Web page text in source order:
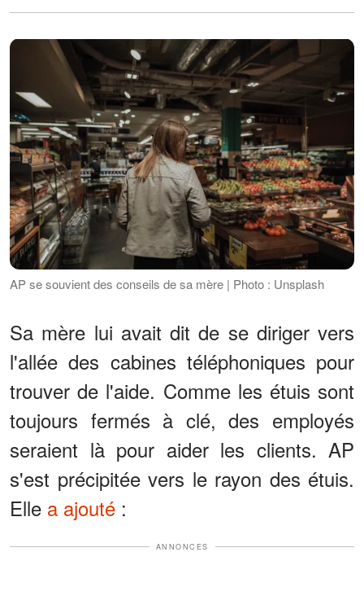
AP se souvient des conseils de sa mère | Photo : Unsplash
Sa mère lui avait dit de se diriger vers
l'allée des cabines téléphoniques pour
trouver de l'aide. Comme les étuis sont
toujours fermés à clé, des employés
seraient là pour aider les clients. AP
s'est précipitée vers le rayon des étuis.
Elle a ajouté :
ANNONCES